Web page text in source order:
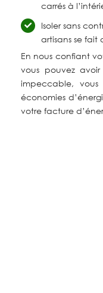
carrés à
Isoler sans
artisans se fait
En nous confiant
vous pouvez
impeccable,
économies
votre facture